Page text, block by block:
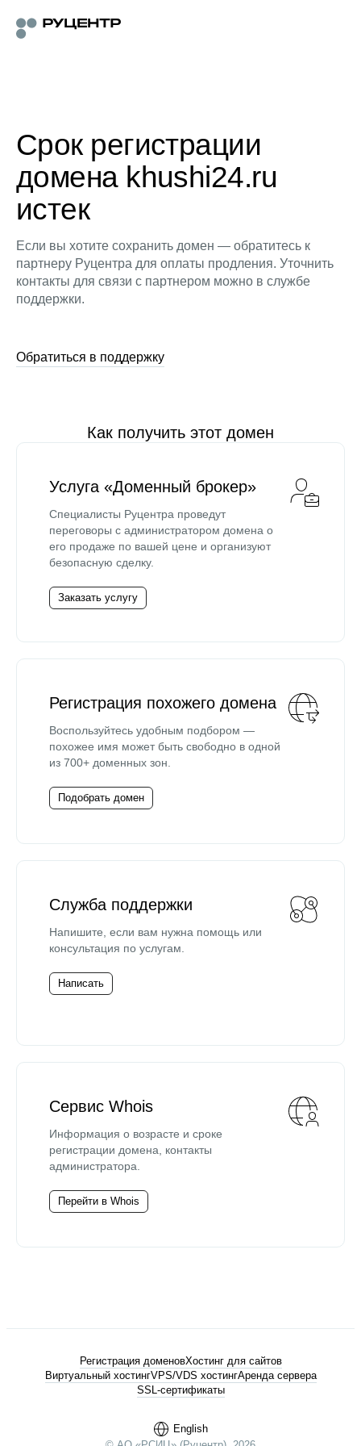
Срок регистрации
домена khushi24.ru
истек
Если вы хотите сохранить домен — обратитесь к
партнеру Руцентра для оплаты продления. Уточнить
контакты для связи с партнером можно в службе
поддержки.
Обратиться в поддержку
Как получить этот домен
Услуга «Доменный брокер»
Специалисты Руцентра проведут
переговоры с администратором домена о
его продаже по вашей цене и организуют
безопасную сделку.
Заказать услугу
Регистрация похожего домена
Воспользуйтесь удобным подбором —
похожее имя может быть свободно в одной
из 700+ доменных зон.
Подобрать домен
Служба поддержки
Напишите, если вам нужна помощь или
консультация по услугам.
Написать
Сервис Whois
Информация о возрасте и сроке
регистрации домена, контакты
администратора.
Перейти в Whois
English
Регистрация доменовХостинг для сайтов
Виртуальный хостингVPS/VDS хостингАренда сервера
SSL-сертификаты